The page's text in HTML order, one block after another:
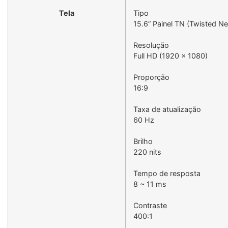
Tela
Tipo
15.6” Painel TN (Twisted
Resolução
Full HD (1920 x 1080)
Proporção
16:9
Taxa de atualização
60 Hz
Brilho
220 nits
Tempo de resposta
8 ~ 11 ms
Contraste
400:1